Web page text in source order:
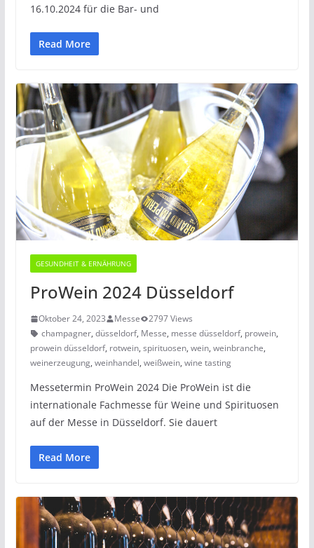
16.10.2024 für die Bar- und
Read More
GESUNDHEIT & ERNÄHRUNG
ProWein 2024 Düsseldorf
Oktober 24, 2023 Messe
2797 Views
champagner, düsseldorf, Messe, messe düsseldorf, prowein,
prowein düsseldorf, rotwein, spirituosen, wein, weinbranche,
weinerzeugung, weinhandel, weißwein, wine tasting
Messetermin ProWein 2024 Die ProWein ist die
internationale Fachmesse für Weine und Spirituosen
auf der Messe in Düsseldorf. Sie dauert
Read More